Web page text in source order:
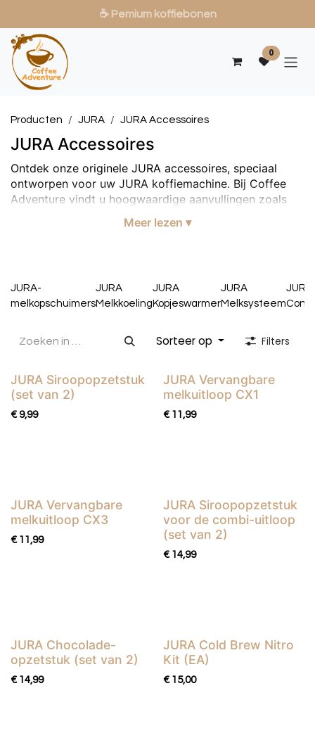
☕ Pemium koffiebonen
Overslaan naar inhoud
0
Producten JURA JURA Accessoires
JURA Accessoires
Ontdek onze originele JURA accessoires, speciaal
ontworpen voor uw JURA koffiemachine. Bij Coffee
Adventure vindt u hoogwaardige aanvullingen zoals
melkopschuimers, melkkoelers, kopjeswarmers en
slimme connect‑modules. Of u nu thuis geniet van een
producten, deskundig advies en snelle levering. Bekijk
hieronder ons assortiment en geef uw JURA machine
Meer lezen ▾
JURA-
melkopschuimers
JURA
Melkkoeling
JURA
Kopjeswarmer
JURA
Melksysteem
JURA
Sorteer op Filters
JURA Siroopopzetstuk
(set van 2)
€9,99
JURA Vervangbare
melkuitloop CX1
€ 11,99
JURA Vervangbare
melkuitloop CX3
€ 11,99
JURA Siroopopzetstuk
voor de combi-uitloop
(set van 2)
€ 14,99
JURA Chocolade-
opzetstuk (set van 2)
€ 14,99
JURA Cold Brew Nitro
Kit (EA)
€ 15,00